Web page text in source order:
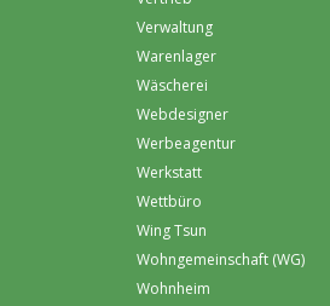
Verwaltung
Warenlager
Wäscherei
Webdesigner
Werbeagentur
Werkstatt
Wettbüro
Wing Tsun
Wohngemeinschaft (WG)
Wohnheim